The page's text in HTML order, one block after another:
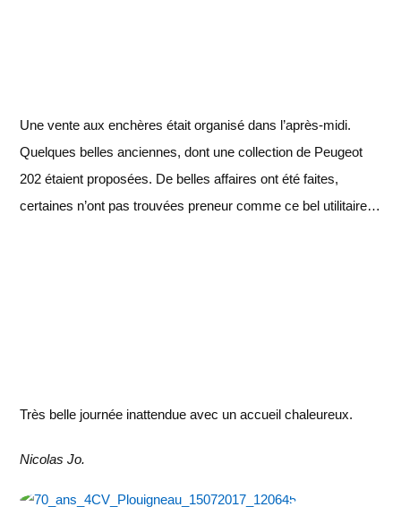
Une vente aux enchères était organisé dans l’après-midi.
Quelques belles anciennes, dont une collection de Peugeot
202 étaient proposées. De belles affaires ont été faites,
certaines n’ont pas trouvées preneur comme ce bel utilitaire…
Très belle journée inattendue avec un accueil chaleureux.
Nicolas Jo.